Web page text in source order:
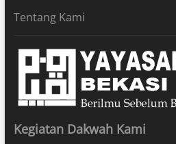
Tentang Kami
Kegiatan Dakwah Kami